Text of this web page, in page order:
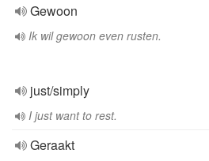
Gewoon
Ik wil gewoon even rusten.
just/simply
I just want to rest.
Geraakt